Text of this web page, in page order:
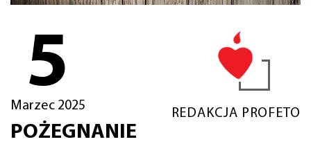
5
Marzec 2025
REDAKCJA PROFETO
POŻEGNANIE